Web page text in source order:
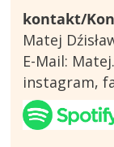
kontakt/
Matej
E-Mail:
instagram,